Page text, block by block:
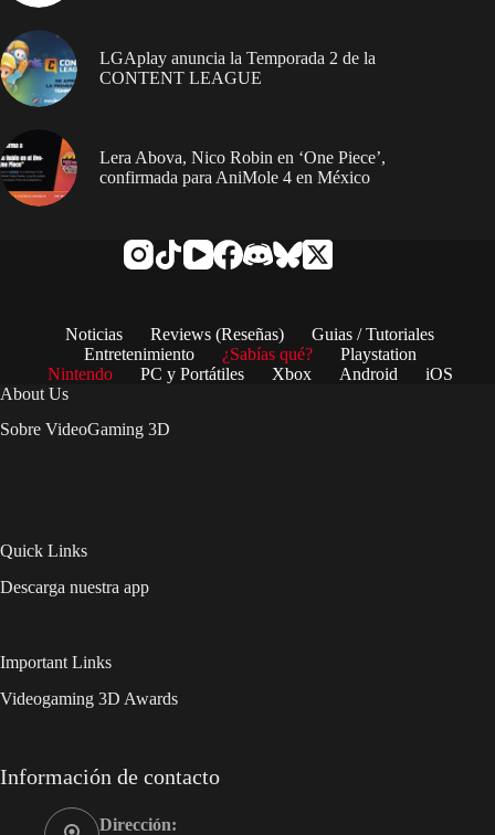
LGAplay anuncia la Temporada 2 de la
CONTENT LEAGUE
Lera Abova, Nico Robin en ‘One Piece’,
confirmada para AniMole 4 en México
Noticias Reviews (Reseñas)
Guias / Tutoriales
Entretenimiento
¿Sabías qué?
Playstation
Nintendo
PC y Portátiles Xbox Android
iOS
About Us
Sobre VideoGaming 3D
Quick Links
Descarga nuestra app
Important Links
Videogaming 3D Awards
Información de contacto
Dirección: